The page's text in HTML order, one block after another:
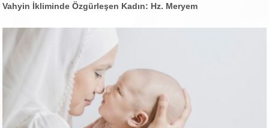
Vahyin İkliminde Özgürleşen Kadın: Hz. Meryem